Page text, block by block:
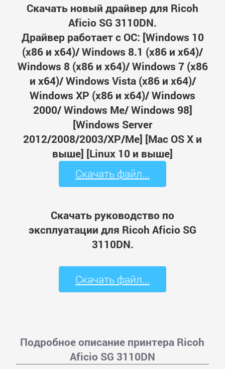
Скачать новый драйвер для Ricoh
Aficio SG 3110DN.
Драйвер работает с ОС: [Windows 10
(x86 и x64)/ Windows 8.1 (x86 и x64)/
Windows 8 (x86 и x64)/ Windows 7 (x86
и x64)/ Windows Vista (x86 и x64)/
Windows XP (x86 и x64)/ Windows
2000/ Windows Me/ Windows 98]
[Windows Server
2012/2008/2003/XP/Me] [Mac OS X и
выше] [Linux 10 и выше]
Скачать файл...
Скачать руководство по
эксплуатации для Ricoh Aficio SG
3110DN.
Скачать файл...
Подробное описание принтера Ricoh
Aficio SG 3110DN